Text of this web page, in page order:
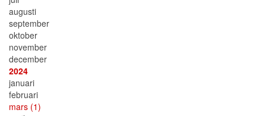
augusti
september
oktober
november
december
2024
januari
februari
mars (1)